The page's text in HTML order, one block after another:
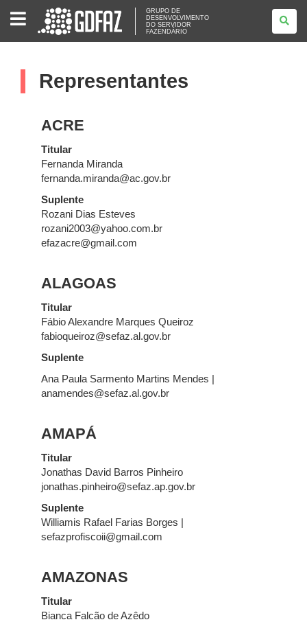
GRUPO
DE
DESENVOLVIMENTO
DO
GRUPO DE
DESENVOLVIMENTO
DO SERVIDOR
FAZENDÁRIO
Representantes
ACRE
Titular
Fernanda Miranda
fernanda.miranda@ac.gov.br
Suplente
Rozani Dias Esteves
rozani2003@yahoo.com.br
efazacre@gmail.com
ALAGOAS
Titular
Fábio Alexandre Marques Queiroz
fabioqueiroz@sefaz.al.gov.br
Suplente
Ana Paula Sarmento Martins Mendes |
anamendes@sefaz.al.gov.br
AMAPÁ
Titular
Jonathas David Barros Pinheiro
jonathas.pinheiro@sefaz.ap.gov.br
Suplente
Williamis Rafael Farias Borges |
sefazprofiscoii@gmail.com
AMAZONAS
Titular
Bianca Falcão de Azêdo